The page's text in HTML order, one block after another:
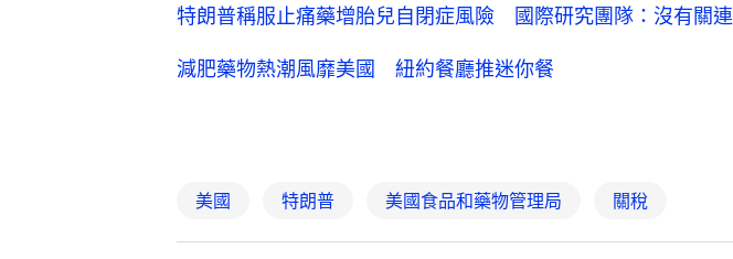
特朗普稱服止痛藥增胎兒自閉症風險 國際研究團隊：沒有關連
減肥藥物熱潮風靡美國 紐約餐廳推迷你餐
美國 特朗普 美國食品和藥物管理局 關稅